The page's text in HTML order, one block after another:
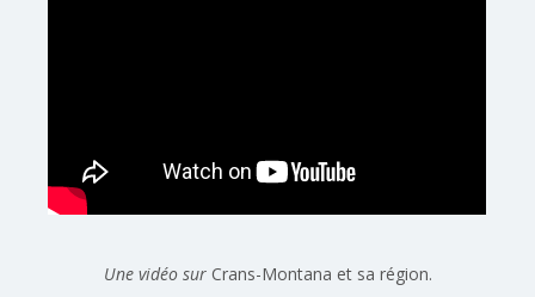
Une vidéo sur Crans-Montana et sa région.